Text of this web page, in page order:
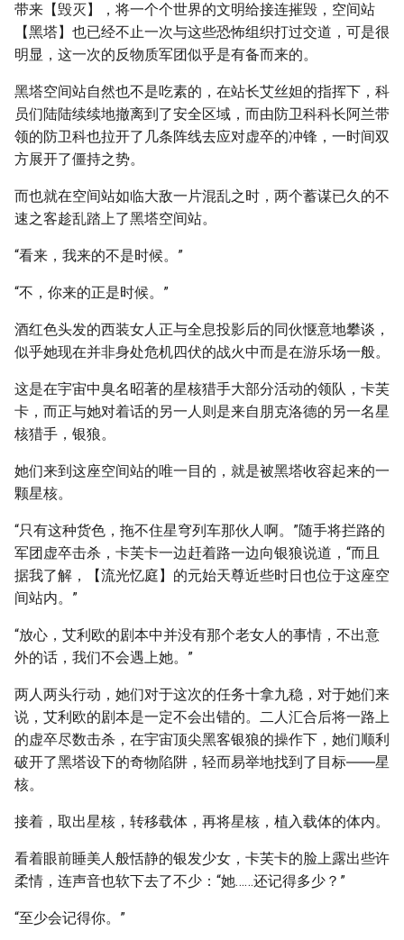
带来【毁灭】，将一个个世界的文明给接连摧毁，空间站
【黑塔】也已经不止一次与这些恐怖组织打过交道，可是很
明显，这一次的反物质军团似乎是有备而来的。
黑塔空间站自然也不是吃素的，在站长艾丝妲的指挥下，科
员们陆陆续续地撤离到了安全区域，而由防卫科科长阿兰带
领的防卫科也拉开了几条阵线去应对虚卒的冲锋，一时间双
方展开了僵持之势。
而也就在空间站如临大敌一片混乱之时，两个蓄谋已久的不
速之客趁乱踏上了黑塔空间站。
“看来，我来的不是时候。”
“不，你来的正是时候。”
酒红色头发的西装女人正与全息投影后的同伙惬意地攀谈，
似乎她现在并非身处危机四伏的战火中而是在游乐场一般。
这是在宇宙中臭名昭著的星核猎手大部分活动的领队，卡芙
卡，而正与她对着话的另一人则是来自朋克洛德的另一名星
核猎手，银狼。
她们来到这座空间站的唯一目的，就是被黑塔收容起来的一
颗星核。
“只有这种货色，拖不住星穹列车那伙人啊。”随手将拦路的
军团虚卒击杀，卡芙卡一边赶着路一边向银狼说道，“而且
据我了解，【流光忆庭】的元始天尊近些时日也位于这座空
间站内。”
“放心，艾利欧的剧本中并没有那个老女人的事情，不出意
外的话，我们不会遇上她。”
两人两头行动，她们对于这次的任务十拿九稳，对于她们来
说，艾利欧的剧本是一定不会出错的。二人汇合后将一路上
的虚卒尽数击杀，在宇宙顶尖黑客银狼的操作下，她们顺利
破开了黑塔设下的奇物陷阱，轻而易举地找到了目标――星
核。
接着，取出星核，转移载体，再将星核，植入载体的体内。
看着眼前睡美人般恬静的银发少女，卡芙卡的脸上露出些许
柔情，连声音也软下去了不少：“她……还记得多少？”
“至少会记得你。”